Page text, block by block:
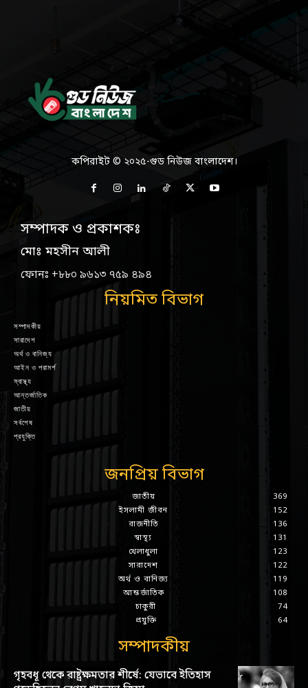
কপিরাইট © ২০২৫-গুড নিউজ বাংলাদেশ।
সম্পাদক ও প্রকাশকঃ
মোঃ মহসীন আলী
ফোনঃ +৮৮০ ৯৬১৩ ৭৫৯ ৪৯৪
নিয়মিত বিভাগ
সম্পাদকীয়
সারাদেশ
অর্থ ও বানিজ্য
আইন ও পরামর্শ
স্বাস্থ্য
আন্তর্জাতিক
জাতীয়
সর্বশেষ
প্রযুক্তি
জনপ্রিয় বিভাগ
জাতীয়
369
ইসলামী জীবন
152
রাজনীতি
136
স্বাস্থ্য
131
খেলাধুলা
123
সারাদেশ
122
অর্থ ও বানিজ্য
119
আন্তর্জাতিক
108
চাকুরী
74
প্রযুক্তি
64
সম্পাদকীয়
গৃহবধূ থেকে রাষ্ট্রক্ষমতার শীর্ষে: যেভাবে ইতিহাস